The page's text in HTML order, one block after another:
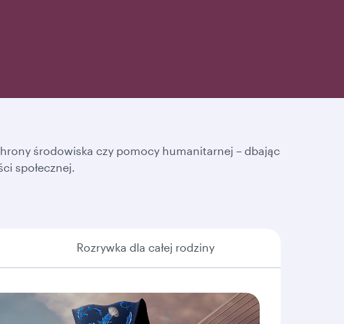
środowiska czy pomocy humanitarnej – dbając
społecznej.
Rozrywka dla całej rodziny